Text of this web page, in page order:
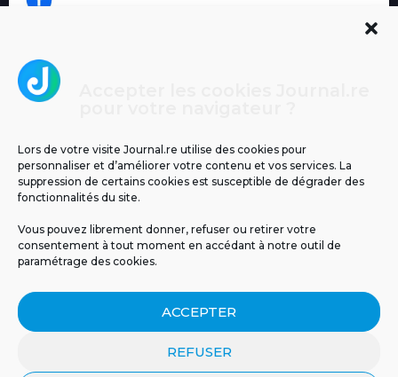
Lors de votre visite Journal.re utilise des cookies pour
personnaliser et d’améliorer votre contenu et vos services. La
suppression de certains cookies est susceptible de dégrader des
fonctionnalités du site.
Vous pouvez librement donner, refuser ou retirer votre
consentement à tout moment en accédant à notre outil de
paramétrage des cookies.
ACCEPTER
REFUSER
MENTIONS LÉGALES PUBLICITÉ
BLOG
NOS ÉMISSIONS
POLITIQUE DE CONFIDENTIALITÉ
CONTACT